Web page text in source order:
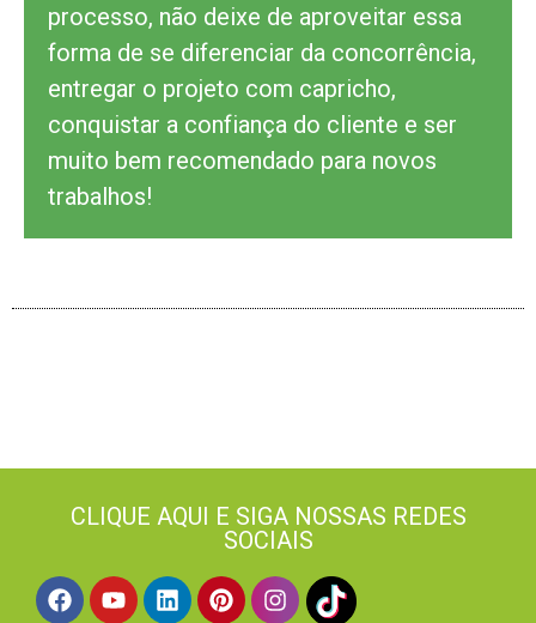
processo, não deixe de aproveitar essa
forma de se diferenciar da concorrência,
entregar o projeto com capricho,
conquistar a confiança do cliente e ser
muito bem recomendado para novos
trabalhos!
CLIQUE AQUI E SIGA NOSSAS REDES
SOCIAIS